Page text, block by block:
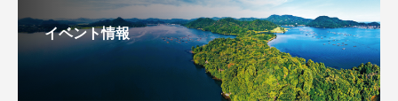
イベント情報